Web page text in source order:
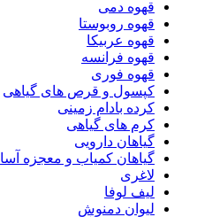
قهوه دمی
قهوه روبوستا
قهوه عربیکا
قهوه فرانسه
قهوه فوری
کپسول و قرص های گیاهی
کرده بادام زمینی
کرم های گیاهی
گیاهان دارویی
گیاهان کمیاب و معجزه آسا
لاغری
لیف لوفا
لیوان دمنوش